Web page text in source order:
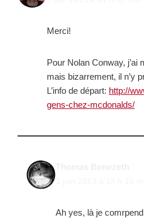
Merci!
Pour Nolan Conway, j’ai
mais bizarrement, il n’y
L’info de départ: http://
gens-chez-mcdonalds/
Ah yes, là je